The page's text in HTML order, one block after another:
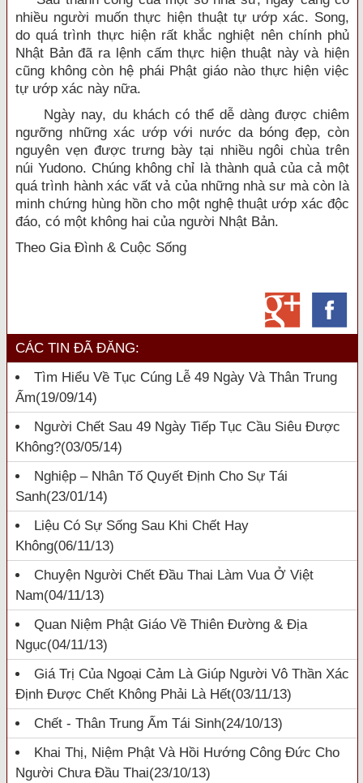
nhiều người muốn thực hiện thuật tự ướp xác. Song,
do quá trình thực hiện rất khắc nghiệt nên chính phủ
Nhật Bản đã ra lệnh cấm thực hiện thuật này và hiện
cũng không còn hệ phái Phật giáo nào thực hiện việc
tự ướp xác này nữa.
Ngày nay, du khách có thể dễ dàng được chiêm
ngưỡng những xác ướp với nước da bóng đẹp, còn
nguyên vẹn được trưng bày tại nhiều ngôi chùa trên
núi Yudono. Chúng không chỉ là thành quả của cả một
quá trình hành xác vất vả của những nhà sư mà còn là
minh chứng hùng hồn cho một nghệ thuật ướp xác độc
đáo, có một không hai của người Nhật Bản.
Theo Gia Đình & Cuộc Sống
CÁC TIN ĐÃ ĐĂNG:
Tìm Hiểu Về Tục Cúng Lễ 49 Ngày Và Thân Trung
Ấm(19/09/14)
Người Chết Sau 49 Ngày Tiếp Tục Cầu Siêu Được
Không?(03/05/14)
Nghiệp – Nhân Tố Quyết Định Cho Sự Tái
Sanh(23/01/14)
Liệu Có Sự Sống Sau Khi Chết Hay
Không(06/11/13)
Chuyện Người Chết Đầu Thai Làm Vua Ở Việt
Nam(04/11/13)
Quan Niệm Phật Giáo Về Thiên Đường & Địa
Ngục(04/11/13)
Giá Trị Của Ngoại Cảm Là Giúp Người Vô Thần Xác
Định Được Chết Không Phải Là Hết(03/11/13)
Chết - Thân Trung Ấm Tái Sinh(24/10/13)
Khai Thị, Niệm Phật Và Hồi Hướng Công Đức Cho
Người Chưa Đầu Thai(23/10/13)